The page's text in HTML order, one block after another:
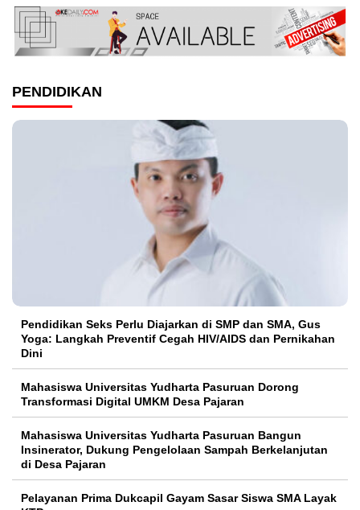
PENDIDIKAN
Pendidikan Seks Perlu Diajarkan di SMP dan SMA, Gus
Yoga: Langkah Preventif Cegah HIV/AIDS dan Pernikahan
Dini
Mahasiswa Universitas Yudharta Pasuruan Dorong
Transformasi Digital UMKM Desa Pajaran
Mahasiswa Universitas Yudharta Pasuruan Bangun
Insinerator, Dukung Pengelolaan Sampah Berkelanjutan
di Desa Pajaran
Pelayanan Prima Dukcapil Gayam Sasar Siswa SMA Layak